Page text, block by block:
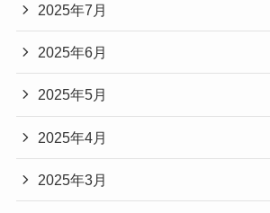
2025年7月
2025年6月
2025年5月
2025年4月
2025年3月